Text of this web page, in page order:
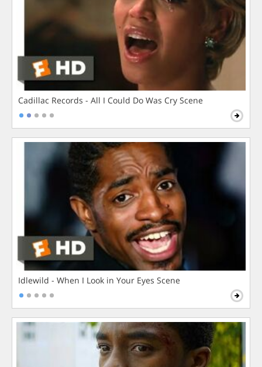
Cadillac Records - All I Could Do Was Cry Scene
Idlewild - When I Look in Your Eyes Scene